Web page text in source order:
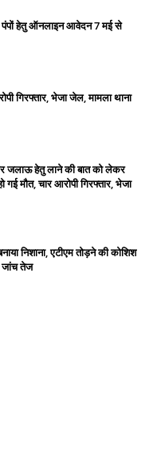
पंपों हेतु ऑनलाइन आवेदन 7 मई से
गिरफ्तार, भेजा जेल, मामला थाना
जलाऊ हेतु लाने की बात को लेकर
गई मौत, चार आरोपी गिरफ्तार, भेजा
निशाना, एटीएम तोड़ने की कोशिश
तेज